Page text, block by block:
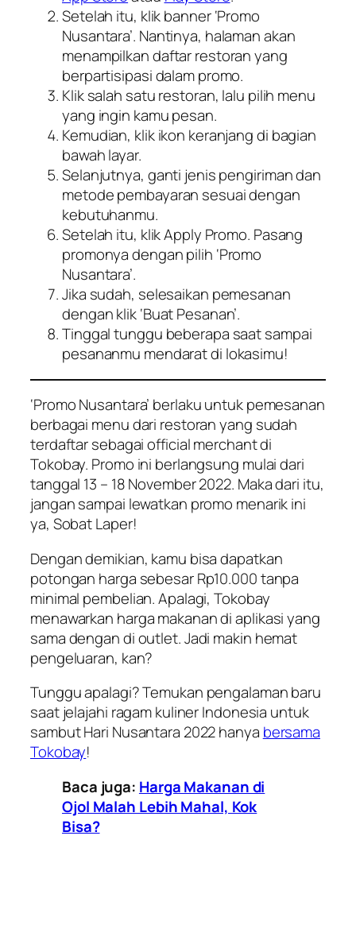
Setelah itu, klikbanner‘Promo
Nusantara’. Nantinya, halaman akan
menampilkan daftar restoran yang
berpartisipasi dalam promo.
Klik salah satu restoran, lalu pilih menu
yang ingin kamu pesan.
Kemudian, klik ikon keranjang di bagian
bawah layar.
Selanjutnya, ganti jenis pengiriman dan
metode pembayaran sesuai dengan
kebutuhanmu.
Setelah itu, klik Apply Promo. Pasang
promonya dengan pilih ‘Promo
Nusantara’.
Jika sudah, selesaikan pemesanan
dengan klik ‘Buat Pesanan’.
Tinggal tunggu beberapa saat sampai
pesananmu mendarat di lokasimu!
‘Promo Nusantara’ berlaku untuk pemesanan
berbagai menu dari restoran yang sudah
terdaftar sebagaiofficial merchantdi
Tokobay. Promo ini berlangsung mulai dari
tanggal 13 – 18 November 2022. Maka dari itu,
jangan sampai lewatkan promo menarik ini
ya, Sobat Laper!
Dengan demikian, kamu bisa dapatkan
potongan harga sebesar Rp10.000 tanpa
minimal pembelian. Apalagi, Tokobay
menawarkan harga makanan di aplikasi yang
sama dengan dioutlet. Jadi makin hemat
pengeluaran, kan?
Tunggu apalagi? Temukan pengalaman baru
saat jelajahi ragam kuliner Indonesia untuk
sambut Hari Nusantara 2022 hanya bersama
Tokobay!
Baca juga: Harga Makanan di
Ojol Malah Lebih Mahal, Kok
Bisa?